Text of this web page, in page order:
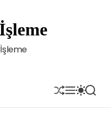
S
H
U
M
E
N
S
W
I
S
E
A